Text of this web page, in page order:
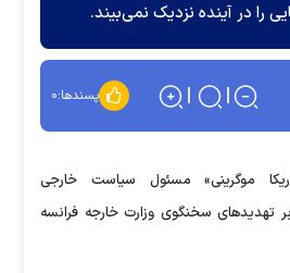
را در آینده نزدیک نمی‌بیند.
پسندها:۰
موگرینی» مسئول سیاست خارجی
تهدیدهای سخنگوی وزارت خارجه فرانسه